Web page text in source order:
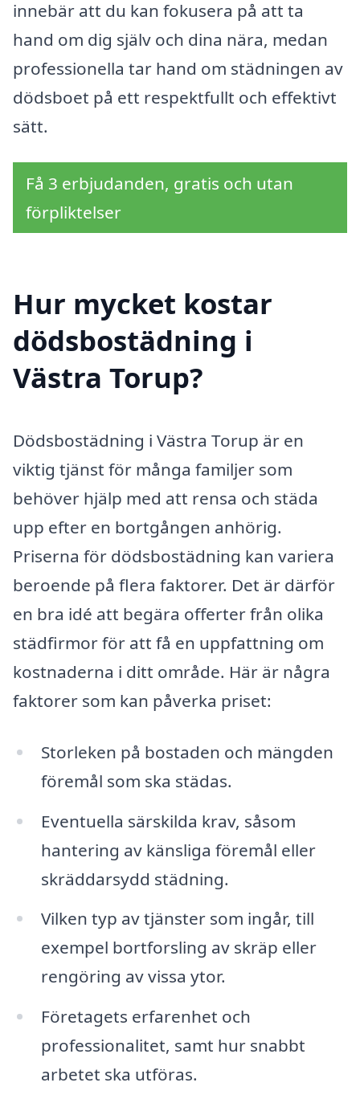
innebär att du kan fokusera på att ta
hand om dig själv och dina nära, medan
professionella tar hand om städningen av
dödsboet på ett respektfullt och effektivt
sätt.
Få 3 erbjudanden, gratis och utan
förpliktelser
Hur mycket kostar
dödsbostädning i
Västra Torup?
Dödsbostädning i Västra Torup är en
viktig tjänst för många familjer som
behöver hjälp med att rensa och städa
upp efter en bortgången anhörig.
Priserna för dödsbostädning kan variera
beroende på flera faktorer. Det är därför
en bra idé att begära offerter från olika
städfirmor för att få en uppfattning om
kostnaderna i ditt område. Här är några
faktorer som kan påverka priset:
Storleken på bostaden och mängden
föremål som ska städas.
Eventuella särskilda krav, såsom
hantering av känsliga föremål eller
skräddarsydd städning.
Vilken typ av tjänster som ingår, till
exempel bortforsling av skräp eller
rengöring av vissa ytor.
Företagets erfarenhet och
professionalitet, samt hur snabbt
arbetet ska utföras.